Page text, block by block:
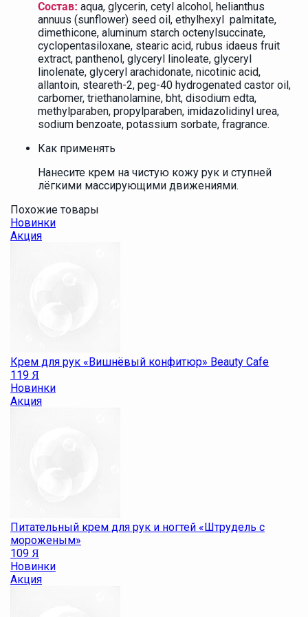
Состав: aqua, glycerin, cetyl alcohol, helianthus
annuus (sunflower) seed oil, ethylhexyl palmitate,
dimethicone, aluminum starch octenylsuccinate,
cyclopentasiloxane, stearic acid, rubus idaeus fruit
extract, panthenol, glyceryl linoleate, glyceryl
linolenate, glyceryl arachidonate, nicotinic acid,
allantoin, steareth-2, peg-40 hydrogenated castor oil,
carbomer, triethanolamine, bht, disodium edta,
methylparaben, propylparaben, imidazolidinyl urea,
sodium benzoate, potassium sorbate, fragrance.
Как применять
Нанесите крем на чистую кожу рук и ступней
лёгкими массирующими движениями.
Похожие товары
Новинки
Акция
Крем для рук «Вишнёвый конфитюр» Beauty Cafe
119 Я
Новинки
Акция
Питательный крем для рук и ногтей «Штрудель с
мороженым»
109 Я
Новинки
Акция